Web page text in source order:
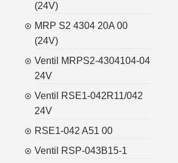
(24V)
MRP S2 4304 20A 00
(24V)
Ventil MRPS2-4304104-04
24V
Ventil RSE1-042R11/042
24V
RSE1-042 A51 00
Ventil RSP-043B15-1